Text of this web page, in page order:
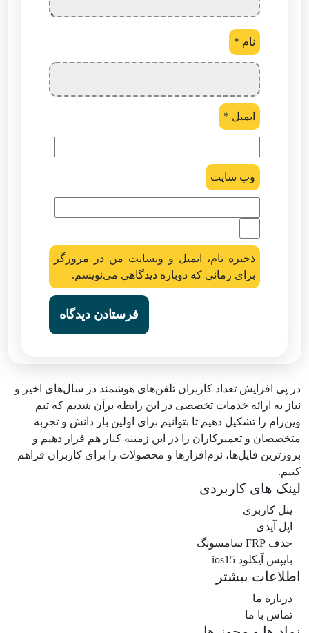
نام *
ایمیل *
وب‌ سایت
ذخیره نام، ایمیل و وبسایت من در مرورگر
برای زمانی که دوباره دیدگاهی می‌نویسم.
در پی افزایش تعداد کاربران تلفن‌های هوشمند در سال‌های اخیر و
نیاز به ارائه خدمات تخصصی در این رابطه برآن شدیم که تیم
وین‌رام را تشکیل دهیم تا بتوانیم برای اولین بار دانش و تجربه
متخصصان و تعمیرکاران را در این زمینه کنار هم قرار دهیم و
بروزترین فایل‌ها، نرم‌افزارها و محصولات را برای کاربران فراهم
کنیم.
لینک های کاربردی
پنل کاربری
اپل آیدی
حذف FRP سامسونگ
بایپس آیکلود ios15
اطلاعات بیشتر
درباره ما
تماس با ما